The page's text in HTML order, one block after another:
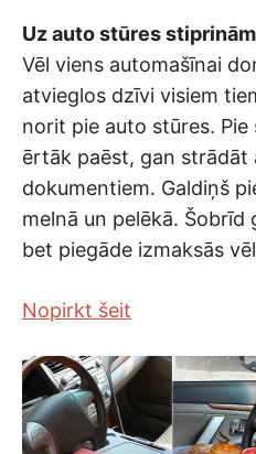
Uz auto stūres
Vēl viens automašīnai
atvieglos dzīvi visiem
norit pie auto stūres. Pie
ērtāk paēst, gan strādāt
dokumentiem. Galdiņš
melnā un pelēkā. Šobrīd
bet piegāde izmaksās
Nopirkt šeit